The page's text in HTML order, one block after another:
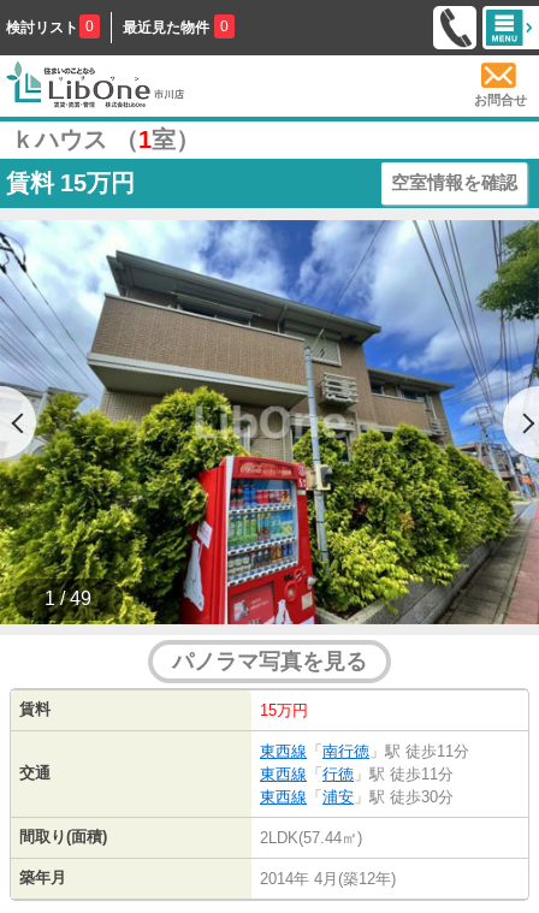
検討リスト 0 最近見た物件 0
お問合せ
ｋハウス （1室）
賃料 15万円 空室情報を確認
1 / 49
パノラマ写真を見る
賃料 15万円
交通
東西線 「 南行徳 」駅 徒歩11分
東西線 「 行徳 」駅 徒歩11分
東西線 「 浦安 」駅 徒歩30分
間取り(面積) 2LDK(57.44㎡)
築年月 2014年 4月(築12年)